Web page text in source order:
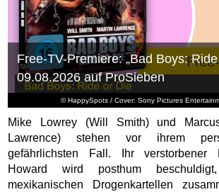
© HappySpots / Cover: Sony Pictures
Free-TV-Premiere: „Bad Boys:
09.08.2026 auf ProSieben
Mike Lowrey (Will Smith) und
Lawrence) stehen vor ihrem
gefährlichsten Fall. Ihr verstorbener
Howard wird posthum
mexikanischen Drogenkartellen